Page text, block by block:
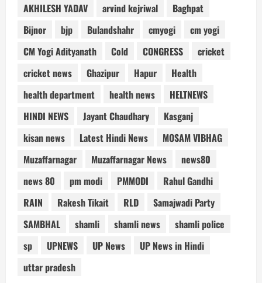
AKHILESH YADAV arvind kejriwal
Baghpat
Bijnor
bjp Bulandshahr cmyogi
cm yogi
CM Yogi Adityanath
Cold CONGRESS
cricket
cricket news
Ghazipur Hapur
Health
health department
health news
HELTNEWS
HINDI NEWS
Jayant Chaudhary
Kasganj
kisan news
Latest Hindi News
MOSAM VIBHAG
Muzaffarnagar
Muzaffarnagar News
news80
news 80
pm modi PMMODI
Rahul Gandhi
RAIN
Rakesh Tikait RLD
Samajwadi Party
SAMBHAL
shamli shamli news
shamli police
sp
UPNEWS UP News
UP News in Hindi
uttar pradesh